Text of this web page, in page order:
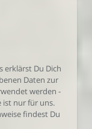
erklärst Du Dich
Daten zur
werden -
ist nur für uns.
findest Du